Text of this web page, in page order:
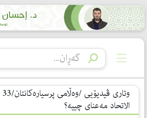
الاتحاد مەعنای چییە؟